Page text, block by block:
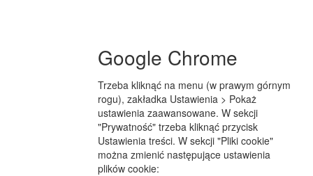
Google Chrome
Trzeba kliknąć na menu (w prawym górnym
rogu), zakładka Ustawienia > Pokaż
ustawienia zaawansowane. W sekcji
"Prywatność" trzeba kliknąć przycisk
Ustawienia treści. W sekcji "Pliki cookie"
można zmienić następujące ustawienia
plików cookie: